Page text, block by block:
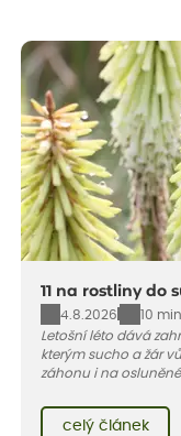
11 na rostliny do
4.8.2026
10
Letošní léto dává
kterým sucho a žár
záhonu i na
léto bez pravidelné
celý článek